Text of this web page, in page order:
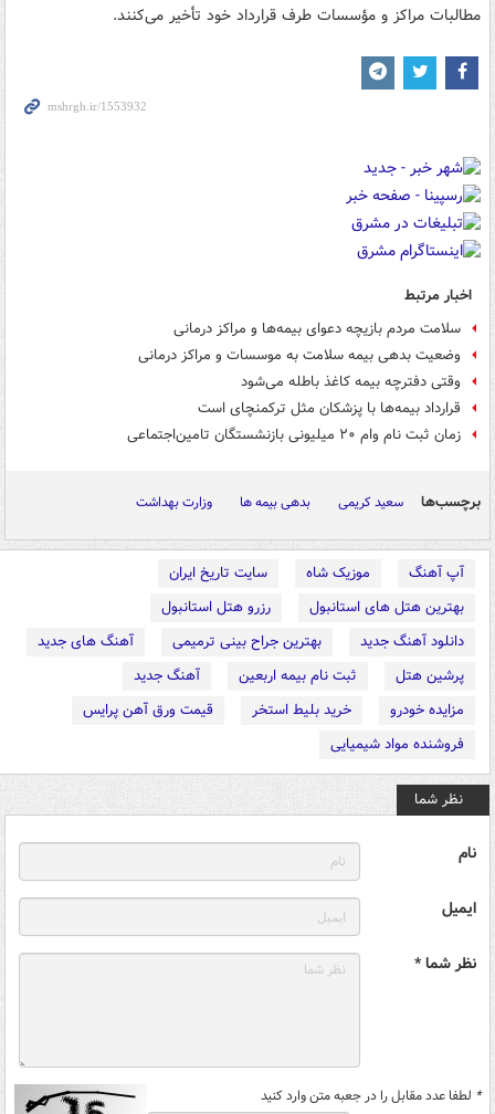
مطالبات مراکز و مؤسسات طرف قرارداد خود تأخیر می‌کنند.
اخبار مرتبط
سلامت مردم بازیچه دعوای بیمه‌ها و مراکز درمانی
وضعیت بدهی بیمه سلامت به موسسات و مراکز درمانی
وقتی دفترچه بیمه کاغذ باطله می‌شود
قرارداد بیمه‌ها با پزشکان مثل ترکمنچای است
زمان ثبت نام وام ۲۰ میلیونی بازنشستگان تامین‌اجتماعی
برچسب‌ها سعید کریمی بدهی بیمه ها وزارت بهداشت
آپ آهنگ موزیک شاه
سایت تاریخ ایران
بهترین هتل های استانبول
رزرو هتل استانبول
دانلود آهنگ جدید
بهترین جراح بینی ترمیمی
آهنگ های جدید
پرشین هتل
ثبت نام بیمه اربعین
آهنگ جدید
مزایده خودرو
خرید بلیط استخر
قیمت ورق آهن پرایس
فروشنده مواد شیمیایی
نظر شما
نام
ایمیل
نظر شما *
* لطفا عدد مقابل را در جعبه متن وارد کنید